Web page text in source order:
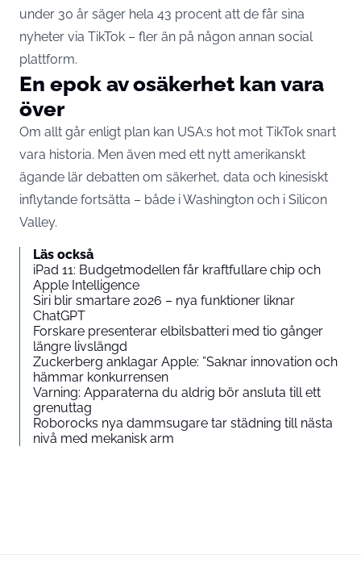
under 30 år säger hela 43 procent att de får sina
nyheter via TikTok – fler än på någon annan social
plattform.
En epok av osäkerhet kan vara
över
Om allt går enligt plan kan USA:s hot mot TikTok snart
vara historia. Men även med ett nytt amerikanskt
ägande lär debatten om säkerhet, data och kinesiskt
inflytande fortsätta – både i Washington och i Silicon
Valley.
Läs också
iPad 11: Budgetmodellen får kraftfullare chip och
Apple Intelligence
Siri blir smartare 2026 – nya funktioner liknar
ChatGPT
Forskare presenterar elbilsbatteri med tio gånger
längre livslängd
Zuckerberg anklagar Apple: ”Saknar innovation och
hämmar konkurrensen
Varning: Apparaterna du aldrig bör ansluta till ett
grenuttag
Roborocks nya dammsugare tar städning till nästa
nivå med mekanisk arm